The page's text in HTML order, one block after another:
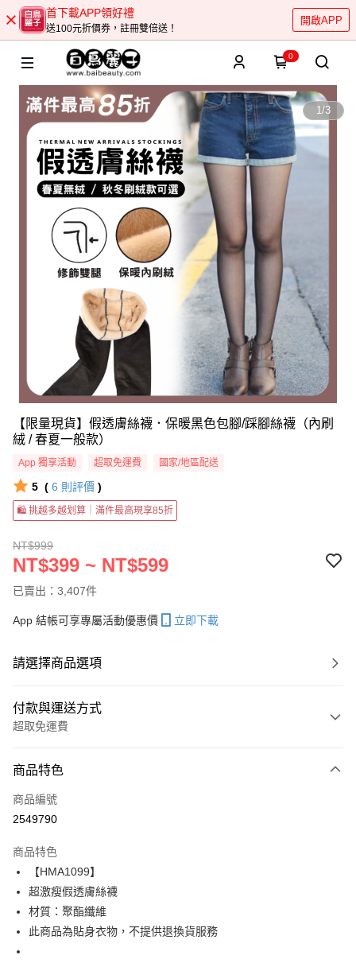
首下載APP領好禮
送100元折價券，註冊雙倍送！
開啟APP
0
1/3
【限量現貨】假透膚絲襪．保暖黑色包腳/踩腳絲襪（內刷
絨 / 春夏一般款）
App 獨享活動 超取免運費 國家/地區配送
5 ( 6 則評價 )
🛍 挑越多越划算｜滿件最高現享85折
NT$999
NT$399 ~ NT$599
已賣出：3,407件
App 結帳可享專屬活動優惠價 立即下載
請選擇商品選項
付款與運送方式
超取免運費
信用卡一次付款
超商取貨付款
Apple Pay
街口支付
悠遊付
Google Pay
商品特色
商品編號
2549790
商品特色
【HMA1099】
超激瘦假透膚絲襪
材質：聚酯纖維
此商品為貼身衣物，不提供退換貨服務